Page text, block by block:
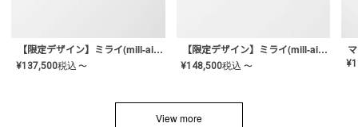
【限定デザイン】ミライ(mill-ai)リング
¥137,500税込 〜
【限定デザイン】ミライ(mill-ai)リング
¥148,500税込 〜 ¥
View more